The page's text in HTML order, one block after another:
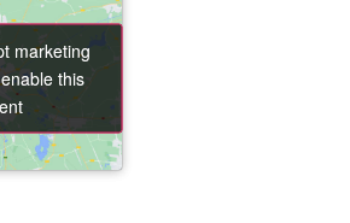
marketing
this
marketing
this